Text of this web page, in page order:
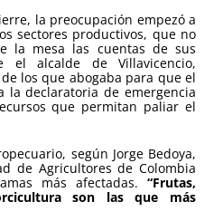
la preocupación empezó a
sectores productivos, que no
la mesa las cuentas de sus
el alcalde de Villavicencio,
los que abogaba para que el
la declaratoria de emergencia
que permitan paliar el
según Jorge Bedoya,
de Agricultores de Colombia
más afectadas. “Frutas,
son las que más